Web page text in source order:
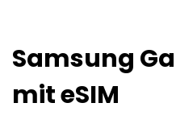
Samsung
mit eSIM